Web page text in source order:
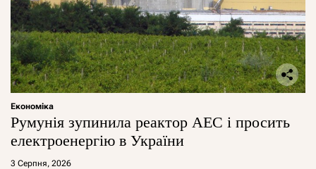
Економіка
Румунія зупинила реактор АЕС і просить
електроенергію в України
3 Серпня, 2026